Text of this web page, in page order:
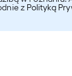
z Polityką